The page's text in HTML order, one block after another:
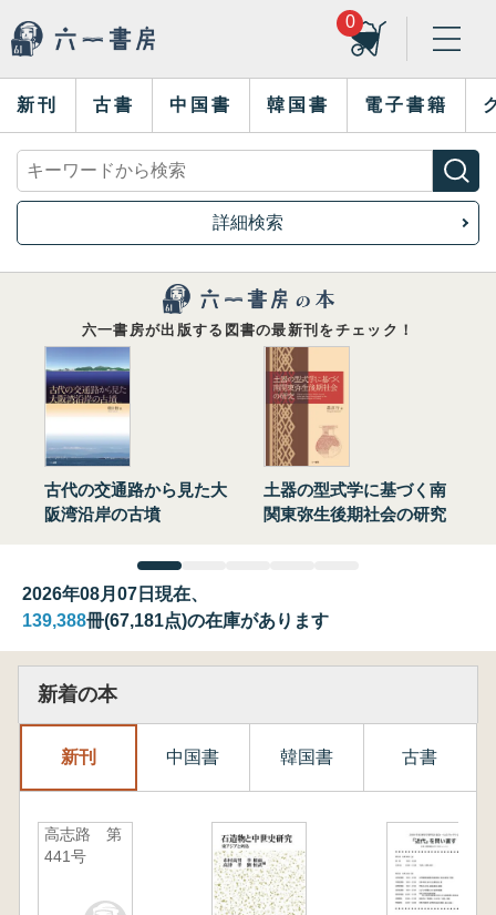
0
新刊 古書 中国書 韓国書 電子書籍
詳細検索
六一書房が出版する図書の最新刊をチェック！
古代の交通路から見た大
阪湾沿岸の古墳
土器の型式学に基づく南
関東弥生後期社会の研究
2026年08月07日現在、
139,388冊(67,181点)の在庫があります
新着の本
新刊 中国書 韓国書 古書
高志路 第
441号